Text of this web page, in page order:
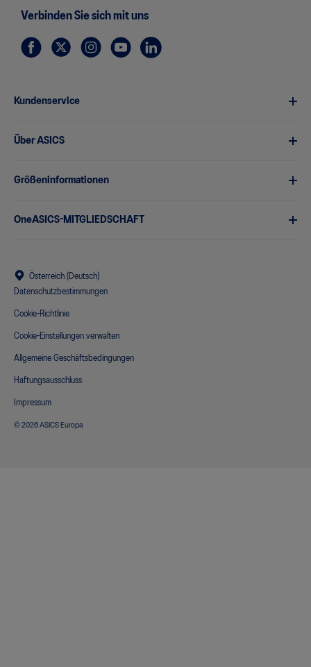
Verbinden Sie sich mit uns
Kundenservice
Über ASICS
Größeninformationen
OneASICS-MITGLIEDSCHAFT
Österreich (Deutsch)
Datenschutzbestimmungen
Cookie-Richtlinie
Cookie-Einstellungen verwalten
Allgemeine Geschäftsbedingungen
Haftungsausschluss
Impressum
© 2026 ASICS Europa